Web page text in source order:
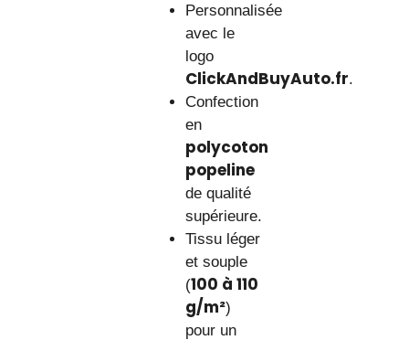
Personnalisée
avec le
logo
ClickAndBuyAuto.fr.
Confection
en
polycoton
popeline
de qualité
supérieure.
Tissu léger
et souple
(100 à 110
g/m²)
pour un